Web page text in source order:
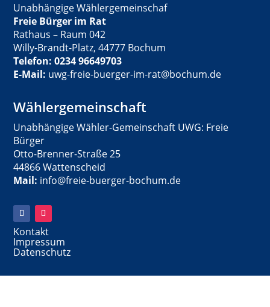
Unabhängige Wählergemeinschaf
Freie Bürger im Rat
Rathaus – Raum 042
Willy-Brandt-Platz, 44777 Bochum
Telefon: 0234 96649703
E-Mail: uwg-freie-buerger-im-rat@bochum.de
Wählergemeinschaft
Unabhängige Wähler-Gemeinschaft UWG: Freie
Bürger
Otto-Brenner-Straße 25
44866 Wattenscheid
Mail: info@freie-buerger-bochum.de
Kontakt
Impressum
Datenschutz